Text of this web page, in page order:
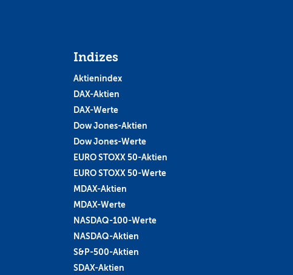
Indizes
Aktienindex
DAX-Aktien
DAX-Werte
Dow Jones-Aktien
Dow Jones-Werte
EURO STOXX 50-Aktien
EURO STOXX 50-Werte
MDAX-Aktien
MDAX-Werte
NASDAQ-100-Werte
NASDAQ-Aktien
S&P-500-Aktien
SDAX-Aktien